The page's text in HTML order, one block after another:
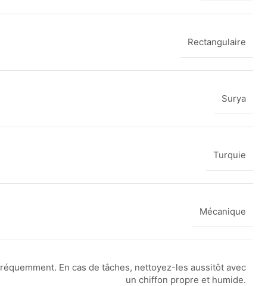
Rectangulaire
Surya
Turquie
Mécanique
En cas de tâches, nettoyez-les aussitôt avec
un chiffon propre et humide.